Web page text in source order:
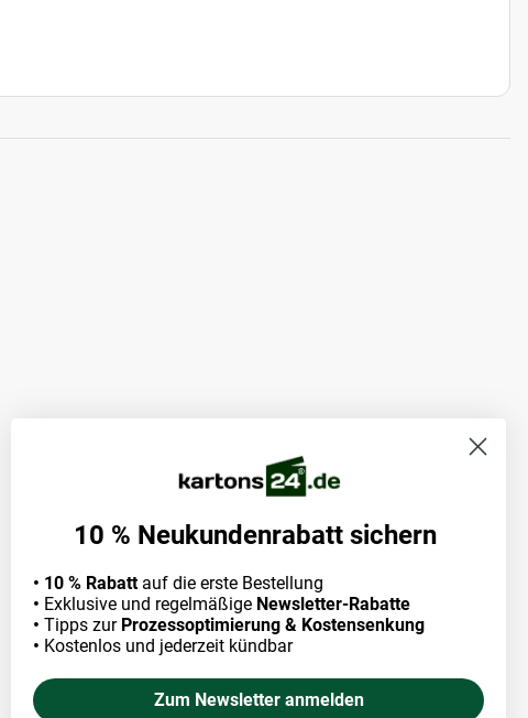
10 % Neukundenrabatt sichern
• 10 % Rabatt auf die erste Bestellung
• Exklusive und regelmäßige Newsletter-Rabatte
• Tipps zur Prozessoptimierung & Kostensenkung
• Kostenlos und jederzeit kündbar
Zum Newsletter anmelden